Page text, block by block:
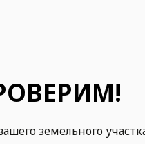
земельного